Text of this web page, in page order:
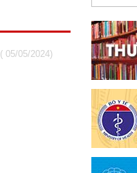
( 05/05/2024)